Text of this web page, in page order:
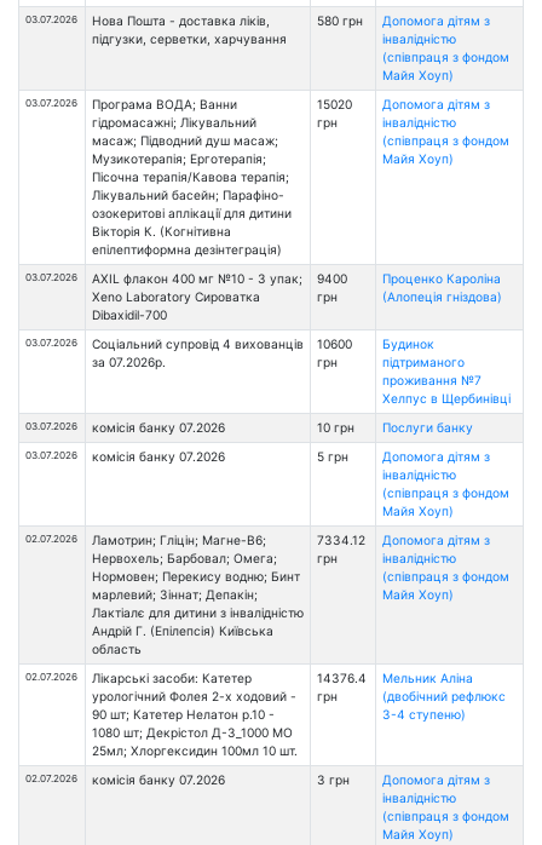
03.07.2026
Нова Пошта - доставка ліків,
підгузки, серветки, харчування
580 грн
Допомога дітям з
інвалідністю
(співпраця з фондом
Майя Хоуп)
03.07.2026
Програма ВОДА; Ванни
гідромасажні; Лікувальний
масаж; Підводний душ масаж;
Музикотерапія; Ерготерапія;
Пісочна терапія/Кавова терапія;
Лікувальний басейн; Парафіно-
озокеритові аплікації для дитини
Вікторія К. (Когнітивна
епілептиформна дезінтеграція)
15020
грн
Допомога дітям з
інвалідністю
(співпраця з фондом
Майя Хоуп)
03.07.2026
AXIL флакон 400 мг №10 - 3 упак;
Xeno Laboratory Сироватка
Dibaxidil-700
9400
грн
Проценко Кароліна
(Алопеція гніздова)
03.07.2026
Соціальний супровід 4 вихованців
за 07.2026р.
10600
грн
Будинок
підтриманого
проживання №7
Хелпус в Щербинівці
03.07.2026 комісія банку 07.2026 10 грн Послуги банку
03.07.2026 комісія банку 07.2026 5 грн
Допомога дітям з
інвалідністю
(співпраця з фондом
Майя Хоуп)
02.07.2026
Ламотрин; Гліцін; Магне-В6;
Нервохель; Барбовал; Омега;
Нормовен; Перекису водню; Бинт
марлевий; Зіннат; Депакін;
Лактіалє для дитини з інвалідністю
Андрій Г. (Епілепсія) Київська
область
7334.12
грн
Допомога дітям з
інвалідністю
(співпраця з фондом
Майя Хоуп)
02.07.2026
Лікарські засоби: Катетер
урологічний Фолея 2-х ходовий -
90 шт; Катетер Нелатон р.10 -
1080 шт; Декрістол Д-3_1000 МО
25мл; Хлоргексидин 100мл 10 шт.
14376.4
грн
Мельник Аліна
(двобічний рефлюкс
3-4 ступеню)
02.07.2026 комісія банку 07.2026 3 грн
Допомога дітям з
інвалідністю
(співпраця з фондом
Майя Хоуп)